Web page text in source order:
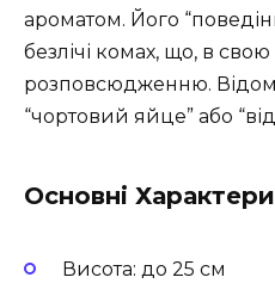
ароматом. Його
безлічі комах, що, в
розповсюдженню.
“чортовий яйце” або
Основні
Висота: до 25 см